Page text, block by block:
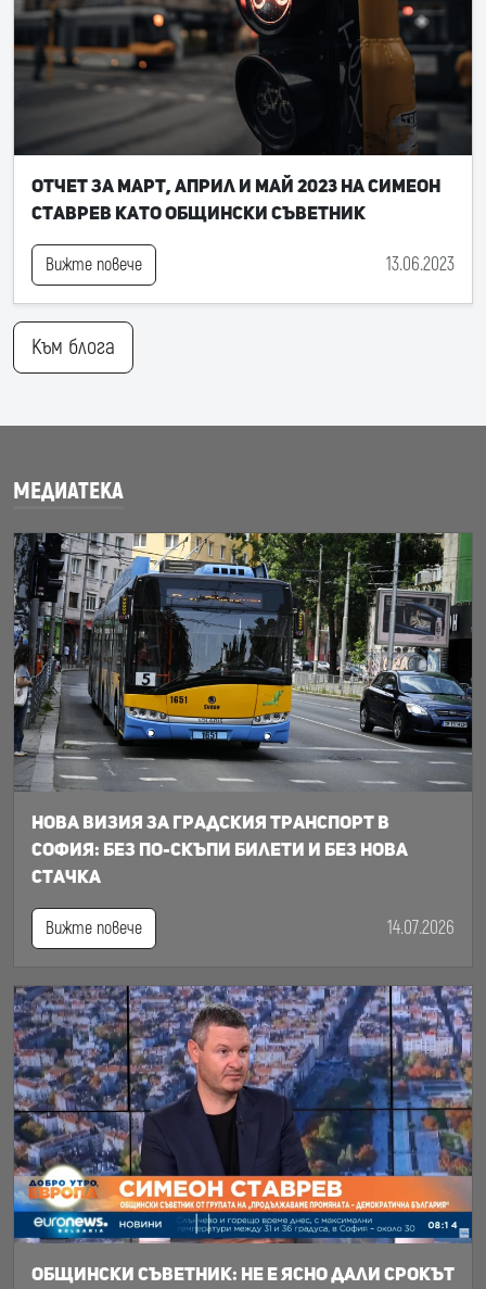
Отчет за март, април и май 2023 на Симеон
Ставрев като общински съветник
Вижте повече 13.06.2023
Към блога
МЕДИАТЕКА
Нова визия за градския транспорт в
София: Без по-скъпи билети и без нова
стачка
Вижте повече 14.07.2026
Общински съветник: Не е ясно дали срокът